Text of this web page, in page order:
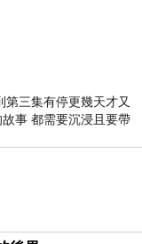
三集有停更幾天才又
事 都需要沉浸且要帶